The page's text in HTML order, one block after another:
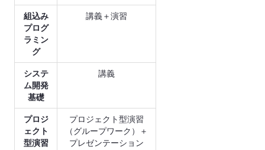
組込み
プログ
ラミン
グ
講義＋演習
システ
ム開発
基礎
講義
プロジ
ェクト
型演習
プロジェクト型演習
（グループワーク）＋
プレゼンテーション